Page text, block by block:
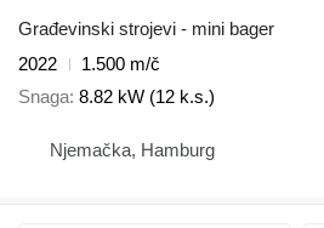
Građevinski strojevi - mini bager
2022
1.500 m/č
Snaga 8.82 kW (12 k.s.)
Njemačka, Hamburg